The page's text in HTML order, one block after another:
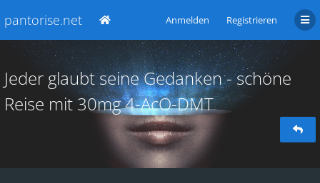
pantorise.net Anmelden Registrieren
Jeder glaubt seine Gedanken - schöne
Reise mit 30mg 4-AcO-DMT